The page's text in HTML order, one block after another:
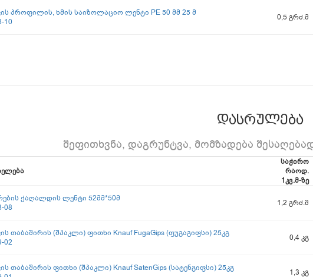
პროფილის, ხმის საიზოლაციო ლენტი PE 50 მმ 25 მ
10
0,5 გრძ.მ
დასრულება
შეფითხვნა, დაგრუნტვა, მომზადება
საჭირო
რაოდ.
1კვ.მ-ზე
ქაღალდის ლენტი 52მმ*50მ
08
1,2 გრძ.მ
თაბაშირის (შპაკლი) ფითხი Knauf FugaGips (ფუგაგიფსი) 25კგ
02
0,4 კგ
თაბაშირის ფითხი (შპაკლი) Knauf SatenGips (სატენგიფსი) 25კგ
1,3 კგ